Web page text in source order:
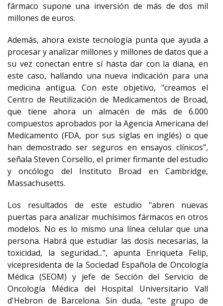
fármaco supone una inversión de más de dos mil
millones de euros.
Además, ahora existe tecnología punta que ayuda a
procesar y analizar millones y millones de datos que a
su vez conectan entre sí hasta dar con la diana, en
este caso, hallando una nueva indicación para una
medicina antigua. Con este objetivo, "creamos el
Centro de Reutilización de Medicamentos de Broad,
que tiene ahora un almacén de más de 6.000
compuestos aprobados por la Agencia Americana del
Medicamento (FDA, por sus siglas en inglés) o que
han demostrado ser seguros en ensayos clínicos",
señala Steven Corsello, el primer firmante del estudio
y oncólogo del Instituto Broad en Cambridge,
Massachusetts.
Los resultados de este estudio "abren nuevas
puertas para analizar muchísimos fármacos en otros
modelos. No es lo mismo una línea celular que una
persona. Habrá que estudiar las dosis necesarias, la
toxicidad, la seguridad...", apunta Enriqueta Felip,
vicepresidenta de la Sociedad Española de Oncología
Médica (SEOM) y jefe de Sección del Servicio de
Oncología Médica del Hospital Universitario Vall
d'Hebron de Barcelona. Sin duda, "este grupo de